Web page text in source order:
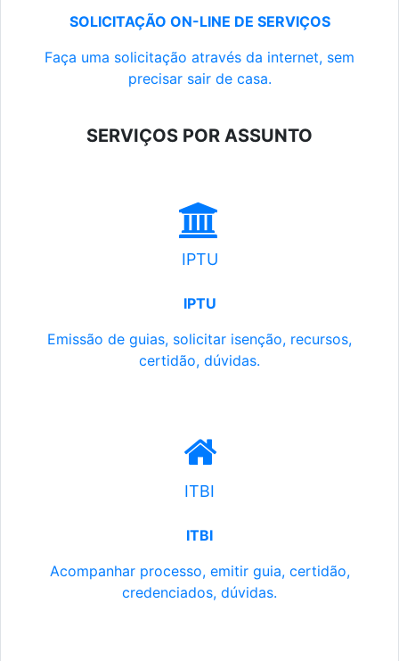
SOLICITAÇÃO ON-LINE DE SERVIÇOS
Faça uma solicitação através da internet, sem
precisar sair de casa.
SERVIÇOS POR ASSUNTO
IPTU
IPTU
Emissão de guias, solicitar isenção, recursos,
certidão, dúvidas.
ITBI
ITBI
Acompanhar processo, emitir guia, certidão,
credenciados, dúvidas.